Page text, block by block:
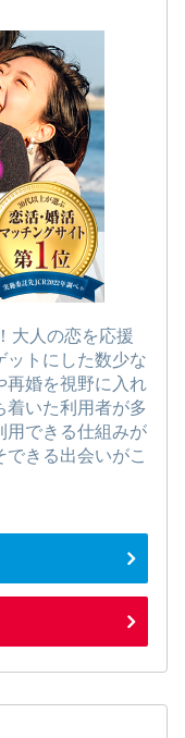
大人の恋を応援
ットにした数少な
再婚を視野に入れ
着いた利用者が多
用できる仕組みが
きる出会いがこ